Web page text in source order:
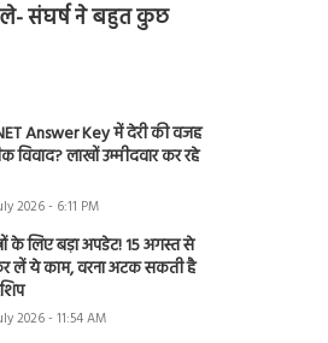
संघर्ष ने बहुत कुछ
Answer Key में देरी की वजह
विवाद? लाखों उम्मीदवार कर रहे
2026 - 6:11 PM
के लिए बड़ा अपडेट! 15 अगस्त से
लें ये काम, वरना अटक सकती है
2026 - 11:54 AM